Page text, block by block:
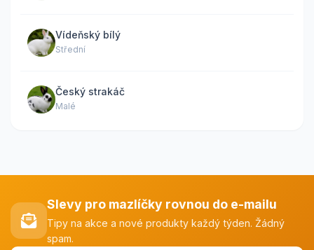
Vídeňský bílý
Střední
Český strakáč
Malé
Slevy pro mazlíčky rovnou do e-mailu
Tipy na akce a nové produkty každý týden. Žádný
spam.